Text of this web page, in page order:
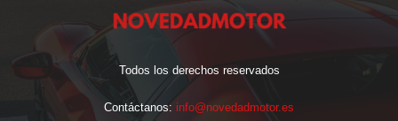
Todos los derechos reservados
Contáctanos: info@novedadmotor.es